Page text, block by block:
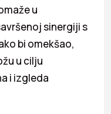
u
sinergiji s
bi omekšao,
u cilju
i izgleda